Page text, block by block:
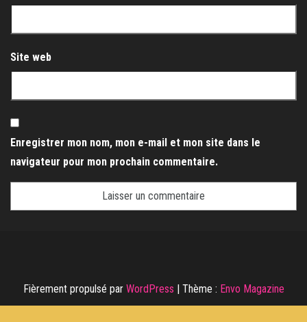
Site web
Enregistrer mon nom, mon e-mail et mon site dans le
navigateur pour mon prochain commentaire.
Fièrement propulsé par WordPress | Thème : Envo Magazine